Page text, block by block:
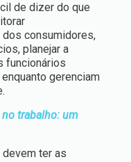
de dizer do que
consumidores,
planejar a
funcionários
gerenciam
no trabalho: um
ter as